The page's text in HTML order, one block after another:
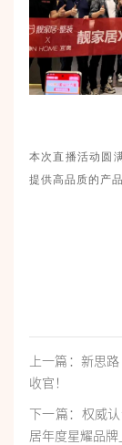
本次直播活动圆
提供高品质的产
上一篇：新思
收官！
下一篇：权威
居年度星耀品